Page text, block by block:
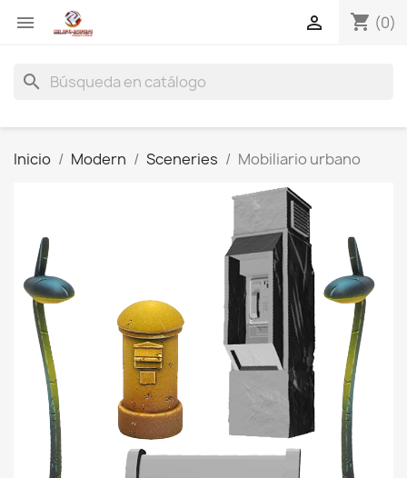
 shopping_cart (0)

search
Inicio Modern Sceneries Mobiliario urbano